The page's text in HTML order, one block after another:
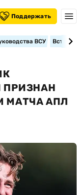
Поддержать
ВСУ
ПРИЗНАН
МАТЧА АПЛ